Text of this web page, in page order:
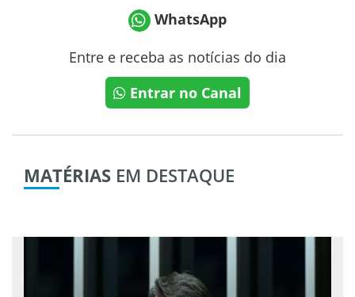
WhatsApp
Entre e receba as notícias do dia
Entrar no Canal
MATÉRIAS EM DESTAQUE